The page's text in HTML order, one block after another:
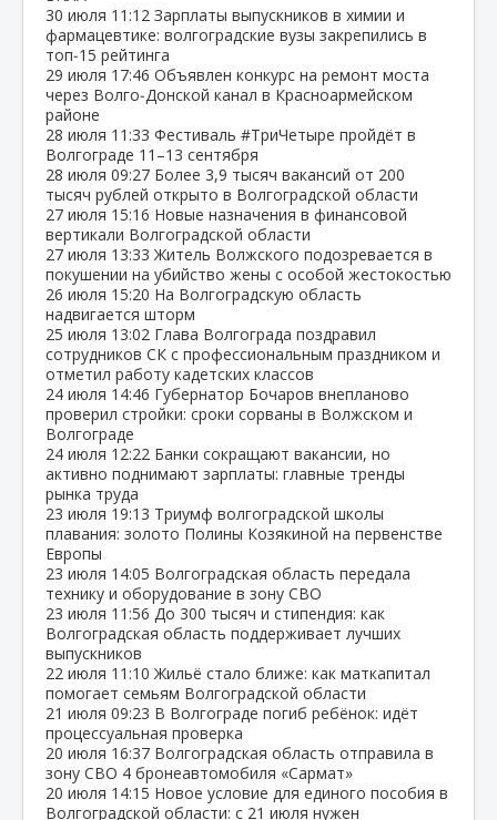
30 июля 11:12 Зарплаты выпускников в химии и
фармацевтике: волгоградские вузы закрепились в
топ‑15 рейтинга
29 июля 17:46 Объявлен конкурс на ремонт моста
через Волго‑Донской канал в Красноармейском
районе
28 июля 11:33 Фестиваль #ТриЧетыре пройдёт в
Волгограде 11–13 сентября
28 июля 09:27 Более 3,9 тысяч вакансий от 200
тысяч рублей открыто в Волгоградской области
27 июля 15:16 Новые назначения в финансовой
вертикали Волгоградской области
27 июля 13:33 Житель Волжского подозревается в
покушении на убийство жены с особой жестокостью
26 июля 15:20 На Волгоградскую область
надвигается шторм
25 июля 13:02 Глава Волгограда поздравил
сотрудников СК с профессиональным праздником и
отметил работу кадетских классов
24 июля 14:46 Губернатор Бочаров внепланово
проверил стройки: сроки сорваны в Волжском и
Волгограде
24 июля 12:22 Банки сокращают вакансии, но
активно поднимают зарплаты: главные тренды
рынка труда
23 июля 19:13 Триумф волгоградской школы
плавания: золото Полины Козякиной на первенстве
Европы
23 июля 14:05 Волгоградская область передала
технику и оборудование в зону СВО
23 июля 11:56 До 300 тысяч и стипендия: как
Волгоградская область поддерживает лучших
выпускников
22 июля 11:10 Жильё стало ближе: как маткапитал
помогает семьям Волгоградской области
21 июля 09:23 В Волгограде погиб ребёнок: идёт
процессуальная проверка
20 июля 16:37 Волгоградская область отправила в
зону СВО 4 бронеавтомобиля «Сармат»
20 июля 14:15 Новое условие для единого пособия в
Волгоградской области: с 21 июля нужен